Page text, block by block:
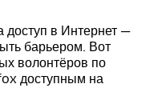
доступ в Интернет —
барьером. Вот
волонтёров по
доступным на